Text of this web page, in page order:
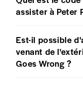
assister à Peter
Est-il possible
venant de
Goes Wrong ?